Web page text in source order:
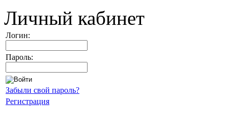
Личный кабинет
Логин:
Пароль:
Забыли свой пароль?
Регистрация